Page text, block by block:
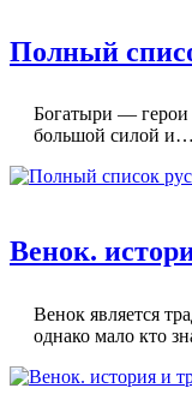
Полный
Богатыри — герои
большой силой и…
Венок.
Венок является
однако мало кто